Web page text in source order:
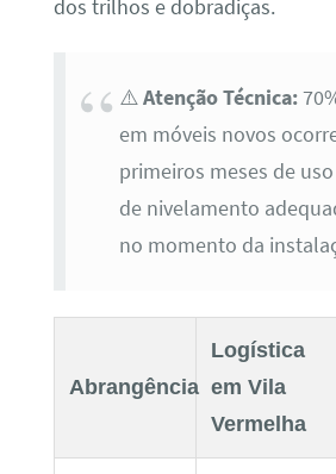
dos trilhos e dobradiças.
⚠️Atenção Técnica:
em móveis novos
primeiros meses de
de nivelamento
no momento da
Abrangência
Logística
em Vila
Vermelha